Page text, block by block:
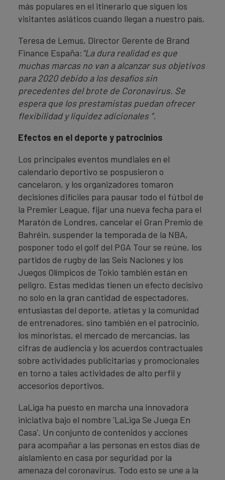
más populares en el itinerario que siguen los
visitantes asiáticos cuando llegan a nuestro país.
Teresa de Lemus, Director Gerente de Brand
Finance España:“La dura realidad es que
muchas marcas no van a alcanzar sus objetivos
para 2020 debido a los desafíos sin
precedentes del brote de Coronavirus. Se
espera que los prestamistas puedan ofrecer
flexibilidad y liquidez adicionales ”.
Efectos en el deporte y patrocinios
Los principales eventos mundiales en el
calendario deportivo se pospusieron o
cancelaron, y los organizadores tomaron
decisiones difíciles para pausar todo el fútbol de
la Premier League, fijar una nueva fecha para el
Maratón de Londres, cancelar el Gran Premio de
Bahréin, suspender la temporada de la NBA,
posponer todo el golf del PGA Tour se reúne, los
partidos de rugby de las Seis Naciones y los
Juegos Olímpicos de Tokio también están en
peligro. Estas medidas tienen un efecto decisivo
no solo en la gran cantidad de espectadores,
entusiastas del deporte, atletas y la comunidad
de entrenadores, sino también en el patrocinio,
los minoristas, el mercado de mercancías, las
cifras de audiencia y los acuerdos contractuales
sobre actividades publicitarias y promocionales
en torno a tales actividades de alto perfil y
accesorios deportivos.
LaLiga ha puesto en marcha una innovadora
iniciativa bajo el nombre 'LaLiga Se Juega En
Casa'. Un conjunto de contenidos y acciones
para acompañar a las personas en estos días de
aislamiento en casa por seguridad por la
amenaza del coronavirus. Todo esto se une a la